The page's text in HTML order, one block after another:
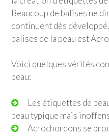
Beaucoup de balises ne
continuent dès
balises de la peau est
Voici quelques vérités
peau:
Les étiquettes de
peau typique mais
Acrochordons se